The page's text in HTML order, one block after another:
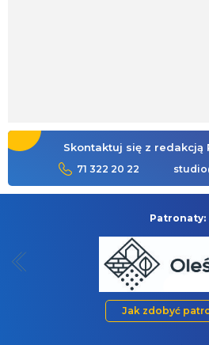
Skontaktuj się z redakcją
71 322 20 22
Patronaty:
Jak zdobyć